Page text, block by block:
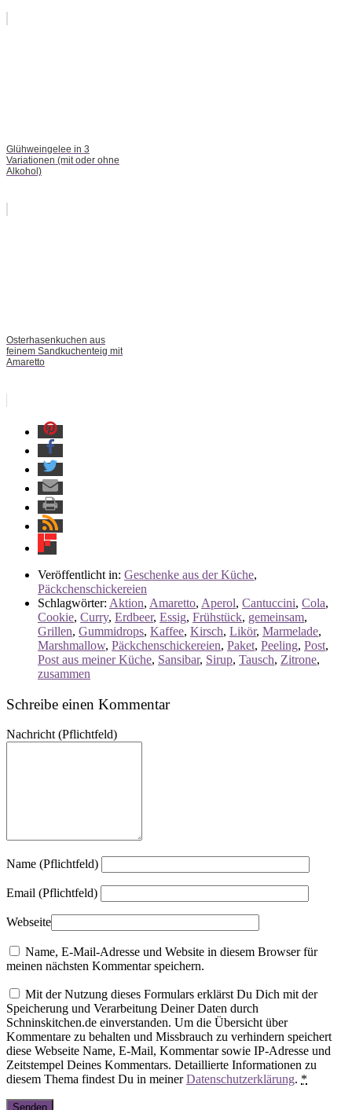
Glühweingelee in 3
Variationen (mit oder ohne
Alkohol)
Osterhasenkuchen aus
feinem Sandkuchenteig mit
Amaretto
Veröffentlicht in: Geschenke aus der Küche,
Päckchenschickereien
Schlagwörter: Aktion, Amaretto, Aperol, Cantuccini, Cola,
Cookie, Curry, Erdbeer, Essig, Frühstück, gemeinsam,
Grillen, Gummidrops, Kaffee, Kirsch, Likör, Marmelade,
Marshmallow, Päckchenschickereien, Paket, Peeling, Post,
Post aus meiner Küche, Sansibar, Sirup, Tausch, Zitrone,
zusammen
Schreibe einen Kommentar
Nachricht(Pflichtfeld)
Name (Pflichtfeld)
Email (Pflichtfeld)
Webseite
Name, E-Mail-Adresse und Website in diesem Browser für
meinen nächsten Kommentar speichern.
Mit der Nutzung dieses Formulars erklärst Du Dich mit der
Speicherung und Verarbeitung Deiner Daten durch
Schninskitchen.de einverstanden. Um die Übersicht über
Kommentare zu behalten und Missbrauch zu verhindern speichert
diese Webseite Name, E-Mail, Kommentar sowie IP-Adresse und
Zeitstempel Deines Kommentars. Detaillierte Informationen zu
diesem Thema findest Du in meinerDatenschutzerklärung. *